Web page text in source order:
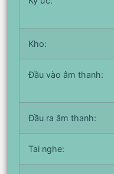
Kho:
Đầu vào âm thanh:
Đầu ra âm thanh:
Tai nghe: